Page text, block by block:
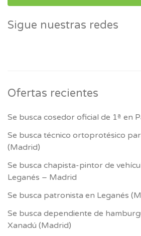
Sigue nuestras redes
Ofertas recientes
Se busca cosedor oficial de 1ª en
Se busca técnico ortoprotésico
(Madrid)
Se busca chapista-pintor de
Leganés – Madrid
Se busca patronista en Leganés
Se busca dependiente de
Xanadú (Madrid)